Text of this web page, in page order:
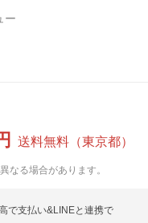
ー
送料無料 （東京都）
なる場合があります。
で支払い&LINEと連携で